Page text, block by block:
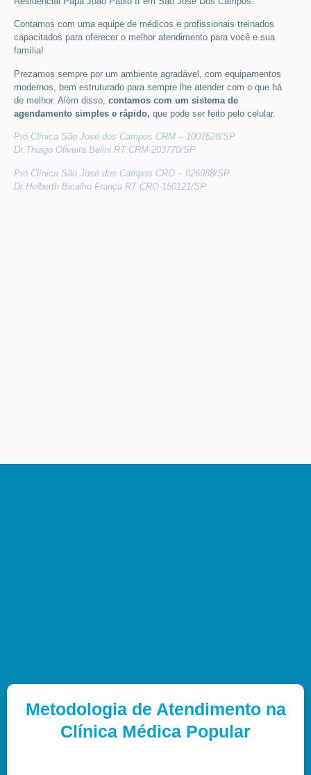
Contamos com uma equipe de médicos e profissionais treinados
capacitados para oferecer o melhor atendimento para você e sua
família!
Prezamos sempre por um ambiente agradável, com equipamentos
modernos, bem estruturado para sempre lhe atender com o que há
de melhor. Além disso, contamos com um sistema de
agendamento simples e rápido, que pode ser feito pelo celular.
Pró Clínica São José dos Campos CRM – 1007528/SP
Dr.Thiago Oliveira Belini RT CRM-203770/SP
Pró Clínica São José dos Campos CRO – 026988/SP
Dr.Helberth Bicalho França RT CRO-150121/SP
Metodologia de Atendimento na
Clínica Médica Popular